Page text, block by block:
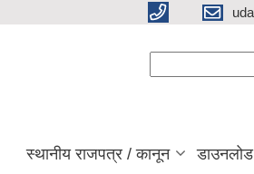
स्थानीय राजपत्र / कानून डाउनलोड